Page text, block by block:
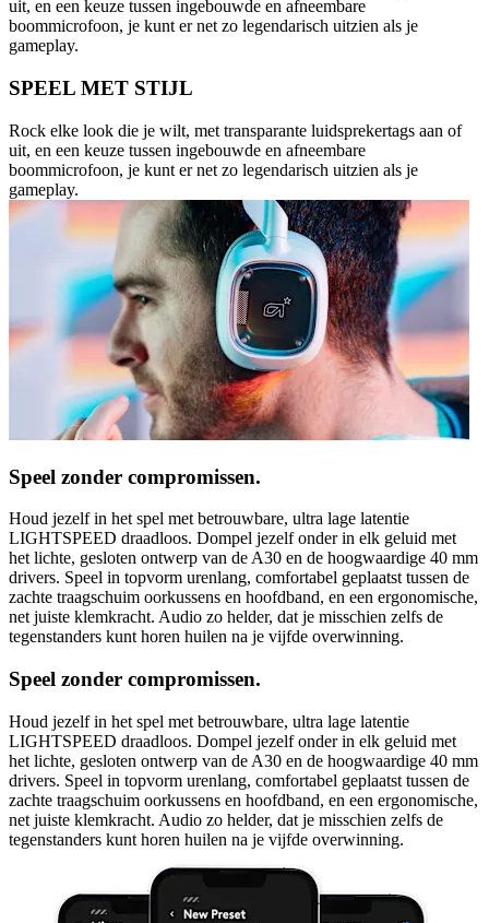
uit, en een keuze tussen ingebouwde en afneembare
boommicrofoon, je kunt er net zo legendarisch uitzien als je
gameplay.
SPEEL MET STIJL
Rock elke look die je wilt, met transparante luidsprekertags aan of
uit, en een keuze tussen ingebouwde en afneembare
boommicrofoon, je kunt er net zo legendarisch uitzien als je
gameplay.
Speel zonder compromissen.
Houd jezelf in het spel met betrouwbare, ultra lage latentie
LIGHTSPEED draadloos. Dompel jezelf onder in elk geluid met
het lichte, gesloten ontwerp van de A30 en de hoogwaardige 40 mm
drivers. Speel in topvorm urenlang, comfortabel geplaatst tussen de
zachte traagschuim oorkussens en hoofdband, en een ergonomische,
net juiste klemkracht. Audio zo helder, dat je misschien zelfs de
tegenstanders kunt horen huilen na je vijfde overwinning.
Speel zonder compromissen.
Houd jezelf in het spel met betrouwbare, ultra lage latentie
LIGHTSPEED draadloos. Dompel jezelf onder in elk geluid met
het lichte, gesloten ontwerp van de A30 en de hoogwaardige 40 mm
drivers. Speel in topvorm urenlang, comfortabel geplaatst tussen de
zachte traagschuim oorkussens en hoofdband, en een ergonomische,
net juiste klemkracht. Audio zo helder, dat je misschien zelfs de
tegenstanders kunt horen huilen na je vijfde overwinning.